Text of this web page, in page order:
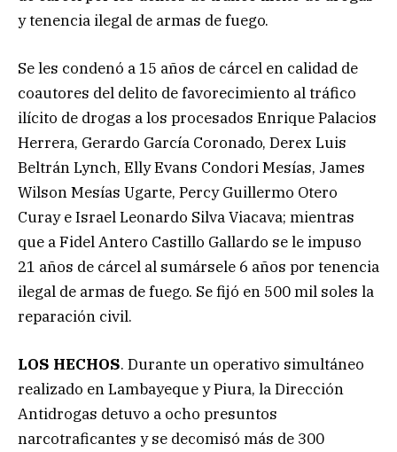
y tenencia ilegal de armas de fuego.
Se les condenó a 15 años de cárcel en calidad de
coautores del delito de favorecimiento al tráfico
ilícito de drogas a los procesados Enrique Palacios
Herrera, Gerardo García Coronado, Derex Luis
Beltrán Lynch, Elly Evans Condori Mesías, James
Wilson Mesías Ugarte, Percy Guillermo Otero
Curay e Israel Leonardo Silva Viacava; mientras
que a Fidel Antero Castillo Gallardo se le impuso
21 años de cárcel al sumársele 6 años por tenencia
ilegal de armas de fuego. Se fijó en 500 mil soles la
reparación civil.
LOS HECHOS. Durante un operativo simultáneo
realizado en Lambayeque y Piura, la Dirección
Antidrogas detuvo a ocho presuntos
narcotraficantes y se decomisó más de 300